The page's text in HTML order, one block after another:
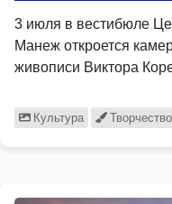
3 июля в вестибюле
Манеж откроется
живописи Виктора
Культура Творчество